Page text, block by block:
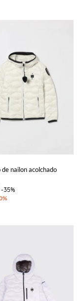
nailon acolchado
-35%